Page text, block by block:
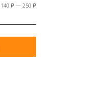
140 ₽— 250 ₽